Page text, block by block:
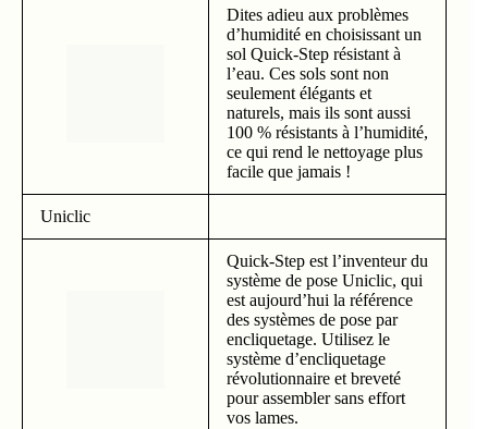
Dites adieu aux problèmes
d’humidité en choisissant un
sol Quick-Step résistant à
l’eau. Ces sols sont non
seulement élégants et
naturels, mais ils sont aussi
100 % résistants à l’humidité,
ce qui rend le nettoyage plus
facile que jamais !
Uniclic
Quick-Step est l’inventeur du
système de pose Uniclic, qui
est aujourd’hui la référence
des systèmes de pose par
encliquetage. Utilisez le
système d’encliquetage
révolutionnaire et breveté
pour assembler sans effort
vos lames.